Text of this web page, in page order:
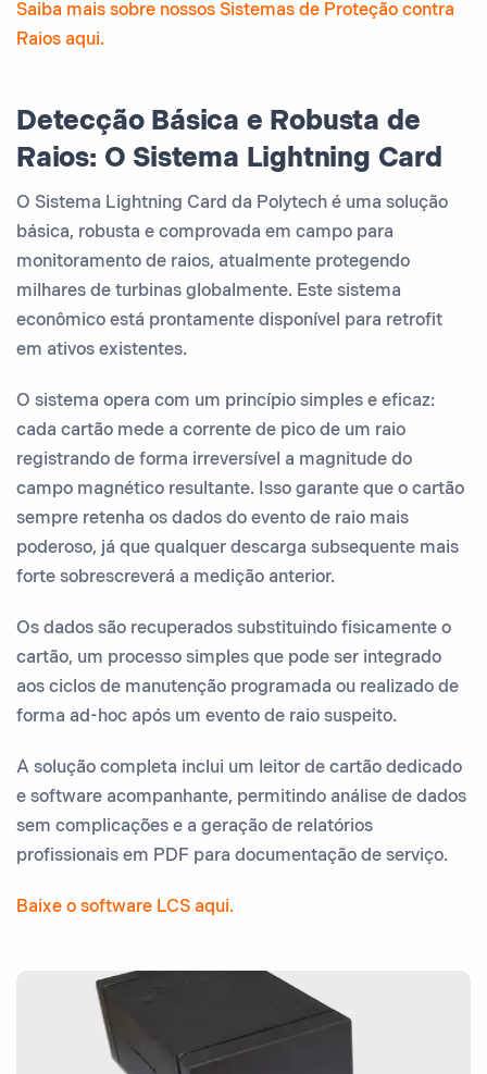
Saiba mais sobre nossos Sistemas de Proteção contra
Raios aqui.
Detecção Básica e Robusta de
Raios: O Sistema Lightning Card
O Sistema Lightning Card da Polytech é uma solução
básica, robusta e comprovada em campo para
monitoramento de raios, atualmente protegendo
milhares de turbinas globalmente. Este sistema
econômico está prontamente disponível para retrofit
em ativos existentes.
O sistema opera com um princípio simples e eficaz:
cada cartão mede a corrente de pico de um raio
registrando de forma irreversível a magnitude do
campo magnético resultante. Isso garante que o cartão
sempre retenha os dados do evento de raio mais
poderoso, já que qualquer descarga subsequente mais
forte sobrescreverá a medição anterior.
Os dados são recuperados substituindo fisicamente o
cartão, um processo simples que pode ser integrado
aos ciclos de manutenção programada ou realizado de
forma ad-hoc após um evento de raio suspeito.
A solução completa inclui um leitor de cartão dedicado
e software acompanhante, permitindo análise de dados
sem complicações e a geração de relatórios
profissionais em PDF para documentação de serviço.
Baixe o software LCS aqui.